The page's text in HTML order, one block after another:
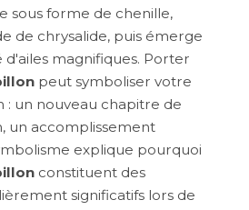
sous forme de chenille,
de chrysalide, puis émerge
magnifiques. Porter
peut symboliser votre
un nouveau chapitre de
un accomplissement
explique pourquoi
constituent des
significatifs lors de